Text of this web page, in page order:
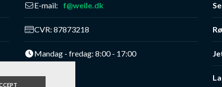
E-mail: f@weile.dk
CVR: 87873218
Mandag - fredag: 8:00 - 17:00